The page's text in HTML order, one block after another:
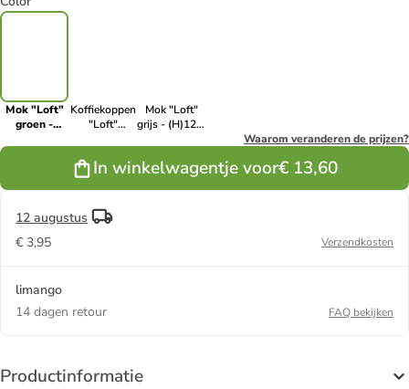
Mok "Loft"
groen -
Koffiekoppen
"Loft"
7,5 cm
Mok "Loft"
grijs - (H)12,4
Waarom veranderen de prijzen?
In winkelwagentje voor€ 13,60
12 augustus
€ 3,95
Verzendkosten
limango
14 dagen retour
FAQ bekijken
Productinformatie